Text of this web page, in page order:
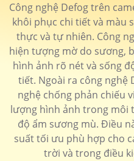
💎 Lắp
1.600.000 VNĐBáo động qua
GK2CP-
🗂 Camera
1.200.000 VNĐ Hồng ngoại 20m
📶 Lắp
1.400.000 VNĐ
Sắt nét Ultra 2k
🌟 Lắp camera
1.500.000 VNĐCamera 2k
Công nghệ Defog trên
khôi phục chi tiết và màu
thực và tự nhiên. Công
hiện tượng mờ do sương,
hình ảnh rõ nét và sống
tiết. Ngoài ra công nghệ
nghệ chống phản chiếu
lượng hình ảnh trong môi
độ ẩm sương mù. Điều
suất tối ưu phù hợp cho
trời và trong điều